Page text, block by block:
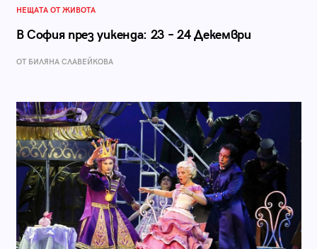
НЕЩАТА ОТ ЖИВОТА
В София през уикенда: 23 – 24 Декември
ОТ БИЛЯНА СЛАВЕЙКОВА